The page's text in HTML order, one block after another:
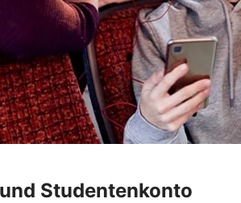
Studentenkonto